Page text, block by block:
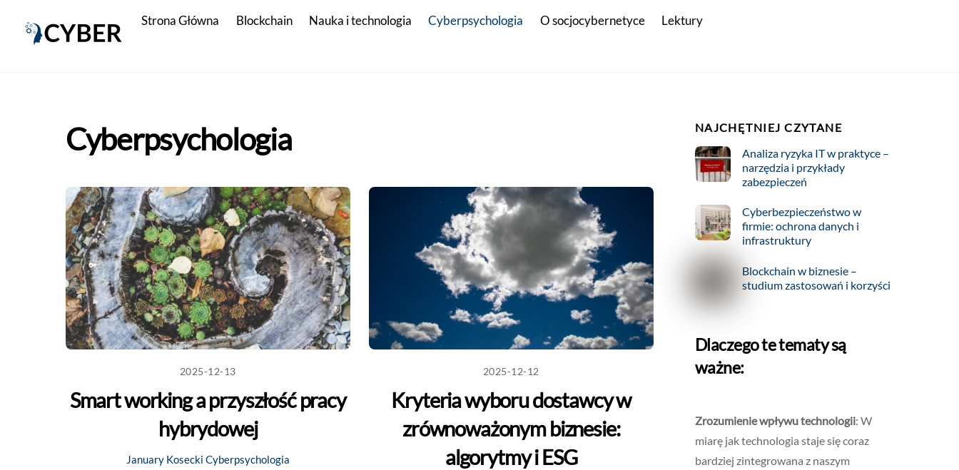
content
Strona Główna Blockchain Nauka i technologia Cyberpsychologia O socjocybernetyce Lektury
Cyberpsychologia
2025-12-13
Smart working a przyszłość pracy
hybrydowej
January Kosecki Cyberpsychologia
2025-12-12
Kryteria wyboru dostawcy w
zrównoważonym biznesie:
algorytmy i ESG
NAJCHĘTNIEJ CZYTANE
Analiza ryzyka IT w praktyce –
narzędzia i przykłady
zabezpieczeń
Cyberbezpieczeństwo w
firmie: ochrona danych i
infrastruktury
Blockchain w biznesie –
studium zastosowań i korzyści
Dlaczego te tematy są
ważne:
Zrozumienie wpływu technologii: W
miarę jak technologia staje się coraz
bardziej zintegrowana z naszym